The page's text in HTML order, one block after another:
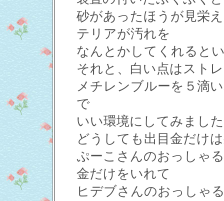
砂があったほうが見栄
テリアが汚れを
なんとかしてくれると
それと、白い点はスト
メチレンブルーを５滴
で
いい環境にしてみまし
どうしても出目金だけ
ぷーこさんのおっしゃ
金だけをいれて
ヒデブさんのおっしゃ